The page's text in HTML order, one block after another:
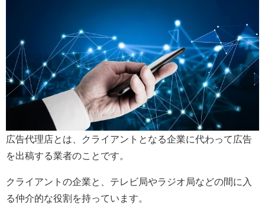
広告代理店とは、クライアントとなる企業に代わって広告
を出稿する業者のことです。
クライアントの企業と、テレビ局やラジオ局などの間に入
る仲介的な役割を持っています。